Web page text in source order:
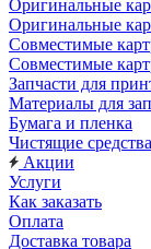
Оригинальные
Оригинальные
Совместимые
Совместимые
Запчасти для
Материалы для
Бумага и пленка
Чистящие средства
Акции
Услуги
Как заказать
Оплата
Доставка товара